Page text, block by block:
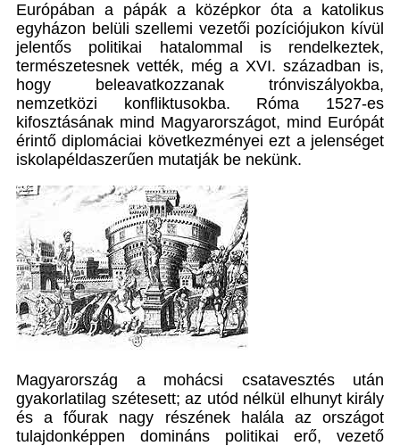
Európában a pápák a középkor óta a katolikus
egyházon belüli szellemi vezetői pozíciójukon kívül
jelentős politikai hatalommal is rendelkeztek,
természetesnek vették, még a XVI. században is,
hogy beleavatkozzanak trónviszályokba,
nemzetközi konfliktusokba. Róma 1527-es
kifosztásának mind Magyarországot, mind Európát
érintő diplomáciai következményei ezt a jelenséget
iskolapéldaszerűen mutatják be nekünk.
Magyarország a mohácsi csatavesztés után
gyakorlatilag szétesett; az utód nélkül elhunyt király
és a főurak nagy részének halála az országot
tulajdonképpen domináns politikai erő, vezető